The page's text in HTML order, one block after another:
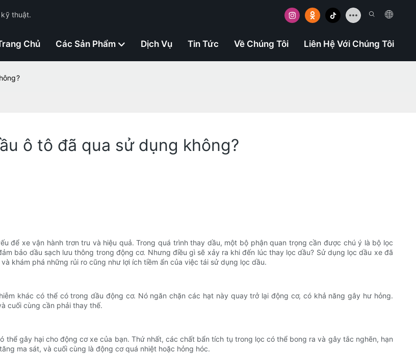
thuật.
Chủ Các Sản Phẩm Dịch Vụ Tin Tức Về Chúng Tôi Liên Hệ Với Chúng Tôi
ô tô đã qua sử dụng không?
để xe vận hành trơn tru và hiệu quả. Trong quá trình thay dầu, một bộ phận quan trọng cần được chú ý là bộ lọc
bảo dầu sạch lưu thông trong động cơ. Nhưng điều gì sẽ xảy ra khi đến lúc thay lọc dầu? Sử dụng lọc dầu xe đã
khám phá những rủi ro cũng như lợi ích tiềm ẩn của việc tái sử dụng lọc dầu.
khác có thể có trong dầu động cơ. Nó ngăn chặn các hạt này quay trở lại động cơ, có khả năng gây hư hỏng.
cuối cùng cần phải thay thế.
thể gây hại cho động cơ xe của bạn. Thứ nhất, các chất bẩn tích tụ trong lọc có thể bong ra và gây tắc nghẽn, hạn
ma sát, và cuối cùng là động cơ quá nhiệt hoặc hỏng hóc.